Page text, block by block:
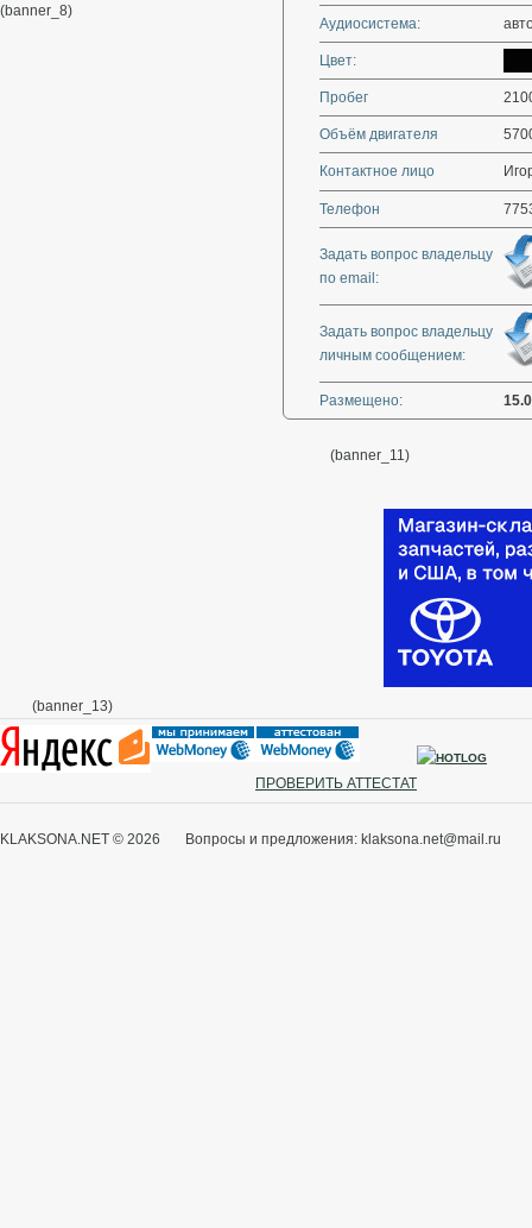
(banner_8)
Аудиосистема:
Цвет:
Пробег
Объём двигателя
Контактное лицо
Телефон
Задать вопрос владельцу
по email:
Задать вопрос владельцу
личным сообщением:
Размещено:
(banner_11)
(banner_13)
ПРОВЕРИТЬ АТТЕСТАТ
KLAKSONA.NET © 2026 Вопросы и предложения: klaksona.net@mail.ru